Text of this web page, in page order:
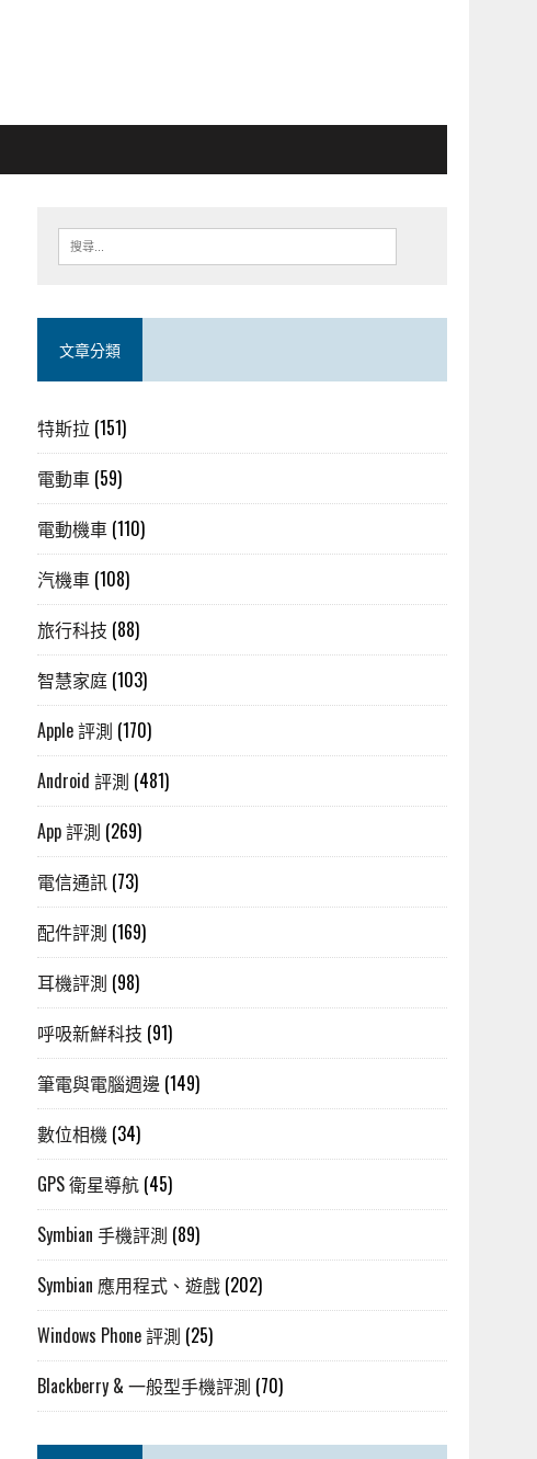
文章分類
特斯拉 (151)
電動車 (59)
電動機車 (110)
汽機車 (108)
旅行科技 (88)
智慧家庭 (103)
Apple 評測 (170)
Android 評測 (481)
App 評測 (269)
電信通訊 (73)
配件評測 (169)
耳機評測 (98)
呼吸新鮮科技 (91)
筆電與電腦週邊 (149)
數位相機 (34)
GPS 衛星導航 (45)
Symbian 手機評測 (89)
Symbian 應用程式、遊戲 (202)
Windows Phone 評測 (25)
Blackberry & 一般型手機評測 (70)